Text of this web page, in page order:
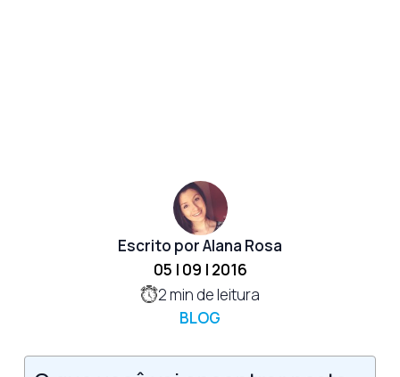
Escrito por Alana Rosa
05 | 09 | 2016
2min de leitura
BLOG